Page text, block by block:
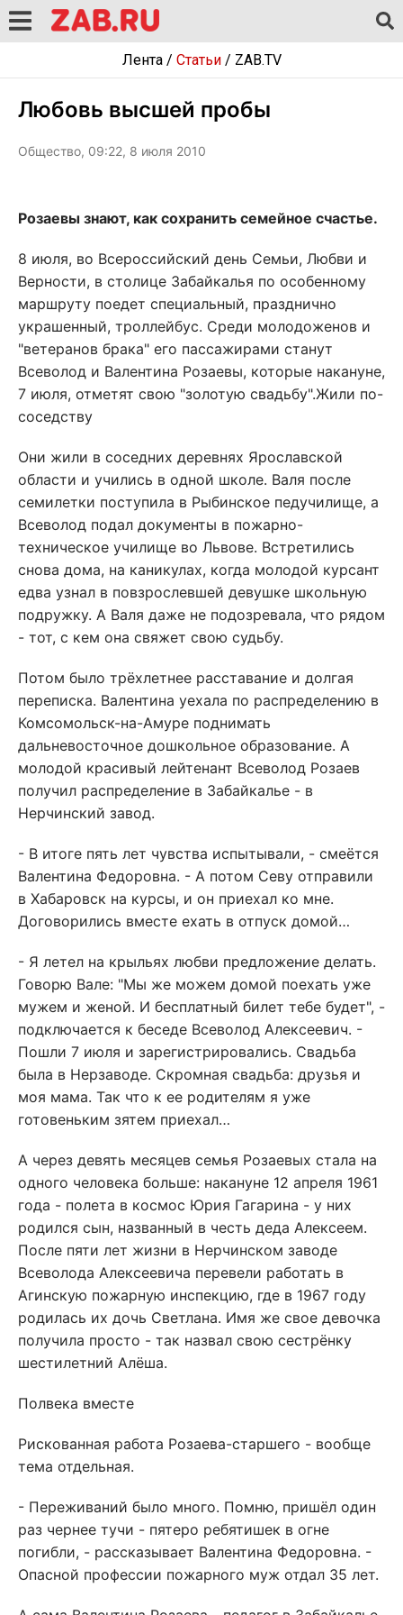
Лента/ Статьи/ ZAB.TV
Любовь высшей пробы
Общество, 09:22, 8 июля 2010
Розаевы знают, как сохранить семейное счастье.
8 июля, во Всероссийский день Семьи, Любви и
Верности, в столице Забайкалья по особенному
маршруту поедет специальный, празднично
украшенный, троллейбус. Среди молодоженов и
"ветеранов брака" его пассажирами станут
Всеволод и Валентина Розаевы, которые накануне,
7 июля, отметят свою "золотую свадьбу".Жили по-
соседству
Они жили в соседних деревнях Ярославской
области и учились в одной школе. Валя после
семилетки поступила в Рыбинское педучилище, а
Всеволод подал документы в пожарно-
техническое училище во Львове. Встретились
снова дома, на каникулах, когда молодой курсант
едва узнал в повзрослевшей девушке школьную
подружку. А Валя даже не подозревала, что рядом
- тот, с кем она свяжет свою судьбу.
Потом было трёхлетнее расставание и долгая
переписка. Валентина уехала по распределению в
Комсомольск-на-Амуре поднимать
дальневосточное дошкольное образование. А
молодой красивый лейтенант Всеволод Розаев
получил распределение в Забайкалье - в
Нерчинский завод.
- В итоге пять лет чувства испытывали, - смеётся
Валентина Федоровна. - А потом Севу отправили
в Хабаровск на курсы, и он приехал ко мне.
Договорились вместе ехать в отпуск домой…
- Я летел на крыльях любви предложение делать.
Говорю Вале: "Мы же можем домой поехать уже
мужем и женой. И бесплатный билет тебе будет", -
подключается к беседе Всеволод Алексеевич. -
Пошли 7 июля и зарегистрировались. Свадьба
была в Нерзаводе. Скромная свадьба: друзья и
моя мама. Так что к ее родителям я уже
готовеньким зятем приехал…
А через девять месяцев семья Розаевых стала на
одного человека больше: накануне 12 апреля 1961
года - полета в космос Юрия Гагарина - у них
родился сын, названный в честь деда Алексеем.
После пяти лет жизни в Нерчинском заводе
Всеволода Алексеевича перевели работать в
Агинскую пожарную инспекцию, где в 1967 году
родилась их дочь Светлана. Имя же свое девочка
получила просто - так назвал свою сестрёнку
шестилетний Алёша.
Полвека вместе
Рискованная работа Розаева-старшего - вообще
тема отдельная.
- Переживаний было много. Помню, пришёл один
раз чернее тучи - пятеро ребятишек в огне
погибли, - рассказывает Валентина Федоровна. -
Опасной профессии пожарного муж отдал 35 лет.